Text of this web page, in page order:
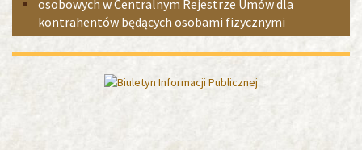
osobowych w Centralnym Rejestrze Umów dla
kontrahentów będących osobami fizycznymi